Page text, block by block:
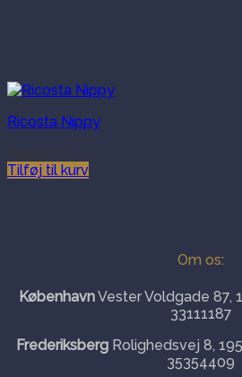
Ricosta Nippy
Tilføj til kurv
Om os:
KøbenhavnVester Voldgade 87,
33111187
FrederiksbergRolighedsvej 8,
35354409